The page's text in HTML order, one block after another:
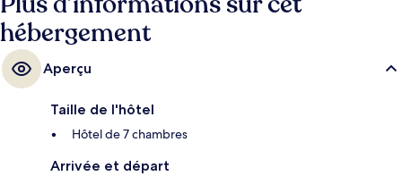
hébergement
Aperçu
Taille de l'hôtel
Hôtel de 7 chambres
Arrivée et départ